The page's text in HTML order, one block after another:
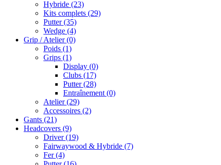
Hybride (23)
Kits complets (29)
Putter(35)
Wedge (4)
Grip / Atelier(0)
Poids (1)
Grips (1)
Display (0)
Clubs (17)
Putter(28)
Entraînement (0)
Atelier(29)
Accessoires (2)
Gants (21)
Headcovers (9)
Driver(19)
Fairwaywood & Hybride (7)
Fer(4)